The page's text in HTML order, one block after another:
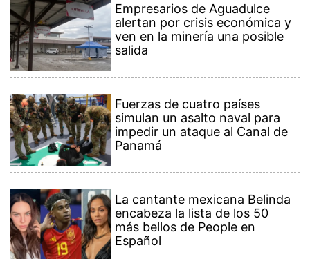
Empresarios de Aguadulce
alertan por crisis económica y
ven en la minería una posible
salida
Fuerzas de cuatro países
simulan un asalto naval para
impedir un ataque al Canal de
Panamá
La cantante mexicana Belinda
encabeza la lista de los 50
más bellos de People en
Español